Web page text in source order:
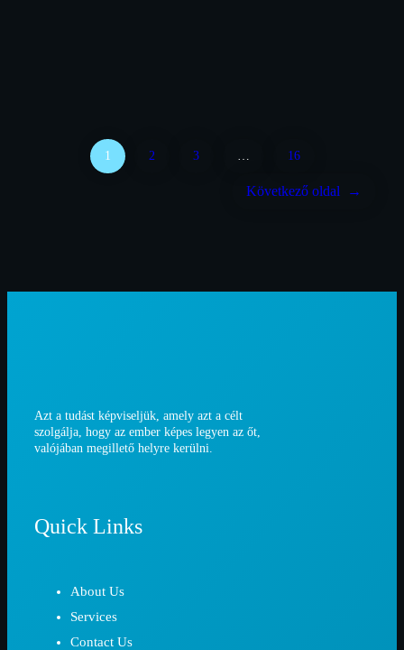
1 2 3 … 16
Következő oldal →
Azt a tudást képviseljük, amely azt a célt
szolgálja, hogy az ember képes legyen az őt,
valójában megillető helyre kerülni.
Quick Links
About Us
Services
Contact Us